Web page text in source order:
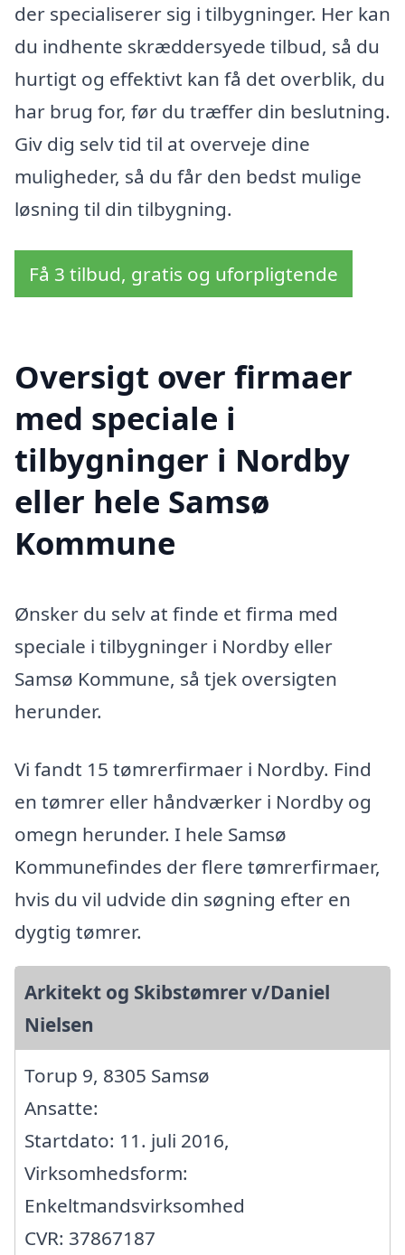
der specialiserer sig i tilbygninger. Her kan
du indhente skræddersyede tilbud, så du
hurtigt og effektivt kan få det overblik, du
har brug for, før du træffer din beslutning.
Giv dig selv tid til at overveje dine
muligheder, så du får den bedst mulige
løsning til din tilbygning.
Få 3 tilbud, gratis og uforpligtende
Oversigt over firmaer
med speciale i
tilbygninger i Nordby
eller hele Samsø
Kommune
Ønsker du selv at finde et firma med
speciale i tilbygninger i Nordby eller
Samsø Kommune, så tjek oversigten
herunder.
Vi fandt 15 tømrerfirmaer i Nordby. Find
en tømrer eller håndværker i Nordby og
omegn herunder. I hele Samsø
Kommunefindes der flere tømrerfirmaer,
hvis du vil udvide din søgning efter en
dygtig tømrer.
Arkitekt og Skibstømrer v/Daniel
Nielsen
Torup 9, 8305 Samsø
Ansatte:
Startdato: 11. juli 2016,
Virksomhedsform:
Enkeltmandsvirksomhed
CVR: 37867187